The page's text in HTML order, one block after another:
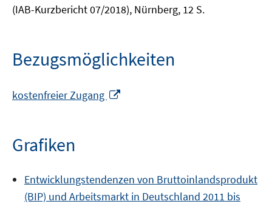
(IAB-Kurzbericht 07/2018), Nürnberg, 12 S.
Bezugsmöglichkeiten
kostenfreier Zugang
Grafiken
Entwicklungstendenzen von Bruttoinlandsprodukt
(BIP) und Arbeitsmarkt in Deutschland 2011 bis